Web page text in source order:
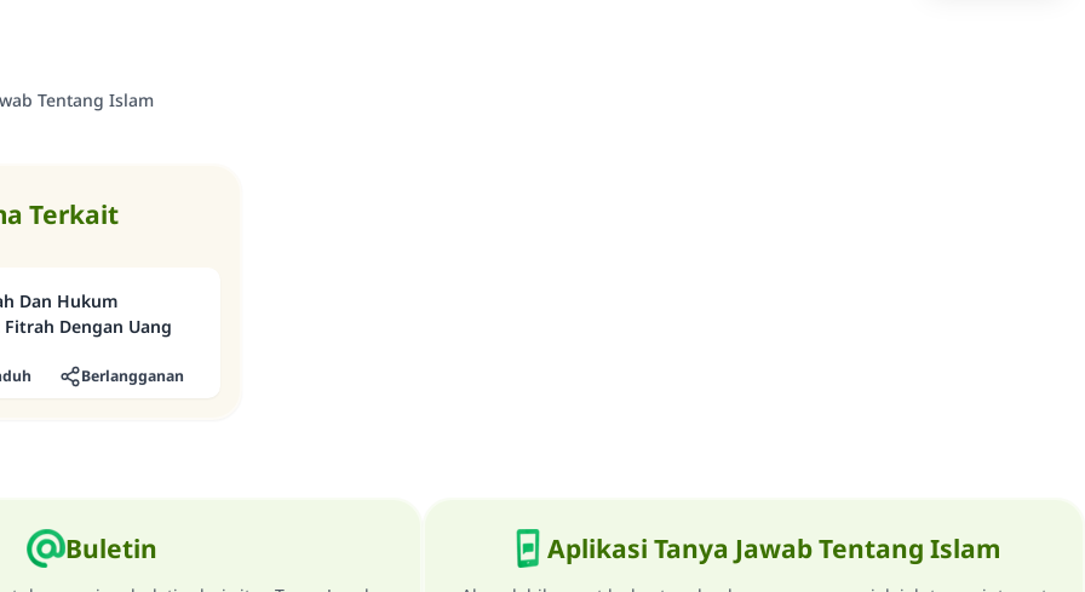
Tentang Islam
Terkait
Dan Hukum
Dengan Uang
Berlangganan
Buletin Aplikasi Tanya Jawab Tentang Islam